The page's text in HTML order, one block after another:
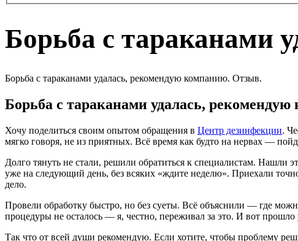
Борьба с тараканами
Борьба с тараканами удалась, рекомендую компанию. Отзыв.
Борьба с тараканами удалась,
Хочу поделиться своим опытом обращения в Центр дезинфекции.
мягко говоря, не из приятных. Всё время как будто на нервах —
Долго тянуть не стали, решили обратиться к специалистам.
уже на следующий день, без всяких «ждите неделю». Приехали
дело.
Провели обработку быстро, но без суеты. Всё объяснили — где
процедуры не осталось — я, честно, переживал за это. И вот
Так что от всей души рекомендую. Если хотите, чтобы проблему